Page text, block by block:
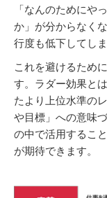
「なんのためにや
か」が分からなく
行度も低下してしま
これを避けるため
す。ラダー効果と
たより上位水準の
や目標」への意味
の中で活用するこ
が期待できます。